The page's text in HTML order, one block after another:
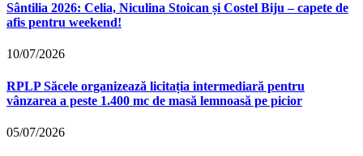
Sântilia 2026: Celia, Niculina Stoican și Costel Biju – capete de
afis pentru weekend!
10/07/2026
RPLP Săcele organizează licitația intermediară pentru
vânzarea a peste 1.400 mc de masă lemnoasă pe picior
05/07/2026